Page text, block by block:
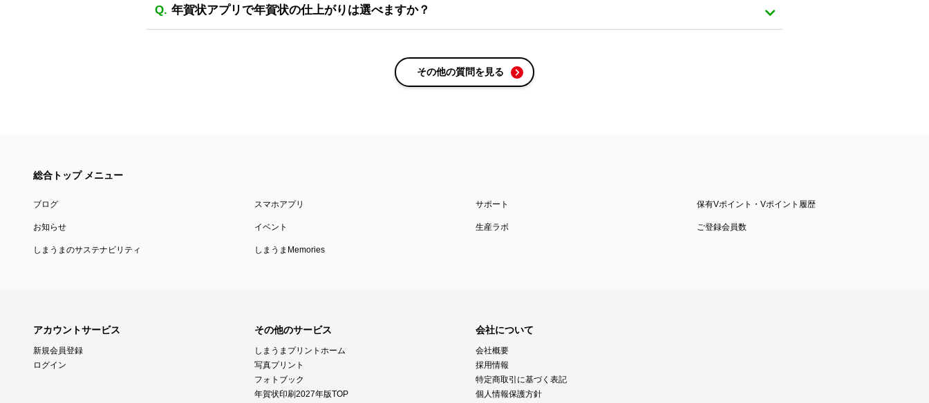
年賀状アプリで年賀状の仕上がりは選べますか？
その他の質問を見る
総合トップ メニュー
ブログ スマホアプリ サポート 保有Vポイント・Vポイント履歴
お知らせ イベント 生産ラボ ご登録会員数
しまうまのサステナビリティ しまうまMemories
アカウントサービス
新規会員登録
ログイン
その他のサービス
しまうまプリントホーム
写真プリント
フォトブック
年賀状印刷2027年版TOP
会社について
会社概要
採用情報
特定商取引に基づく表記
個人情報保護方針